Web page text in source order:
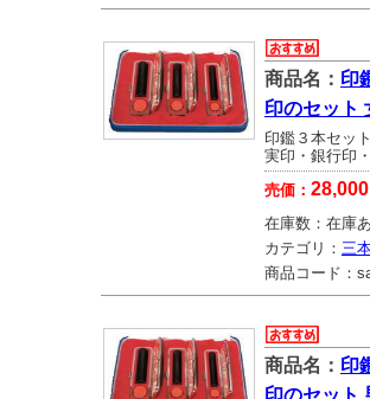
商品名： 印
印のセット
印鑑３本セッ
実印・銀行印
売価： 28,000
在庫数： 在庫
カテゴリ： 三
商品コード：
商品名： 印
印のセット